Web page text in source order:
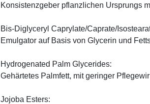
Konsistenzgeber pflanzlichen Ursprungs
Bis-Diglyceryl Caprylate/Caprate/
Emulgator auf Basis von Glycerin und
Hydrogenated Palm Glycerides:
Gehärtetes Palmfett, mit geringer
Jojoba Esters: